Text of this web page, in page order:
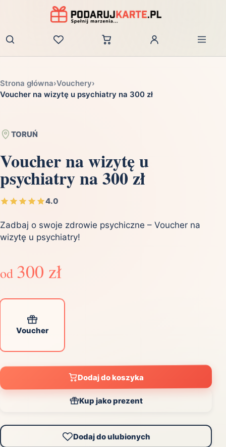
Zaloguj
Strona główna›Vouchery›
Voucher na wizytę u psychiatry na 300 zł
TORUŃ
Voucher na wizytę u
psychiatry na 300 zł
4.0
Zadbaj o swoje zdrowie psychiczne – Voucher na
wizytę u psychiatry!
od 300 zł
Voucher
Dodaj do koszyka
Kup jako prezent
Dodaj do ulubionych